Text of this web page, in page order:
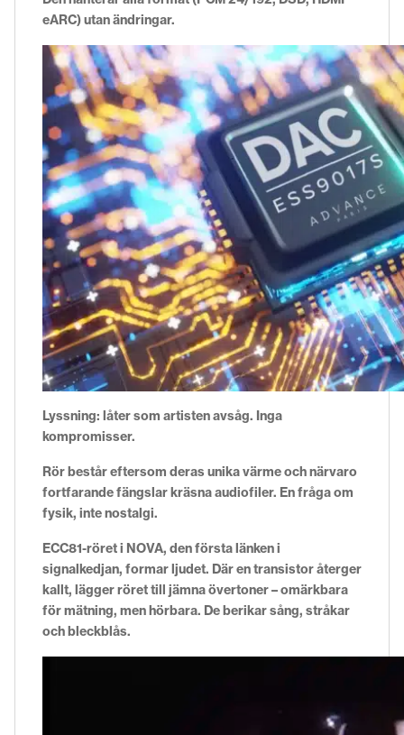
eARC) utan ändringar.
Lyssning: låter som artisten avsåg. Inga
kompromisser.
Rör består eftersom deras unika värme och närvaro
fortfarande fängslar kräsna audiofiler. En fråga om
fysik, inte nostalgi.
ECC81-röret i NOVA, den första länken i
signalkedjan, formar ljudet. Där en transistor återger
kallt, lägger röret till jämna övertoner – omärkbara
för mätning, men hörbara. De berikar sång, stråkar
och bleckblås.